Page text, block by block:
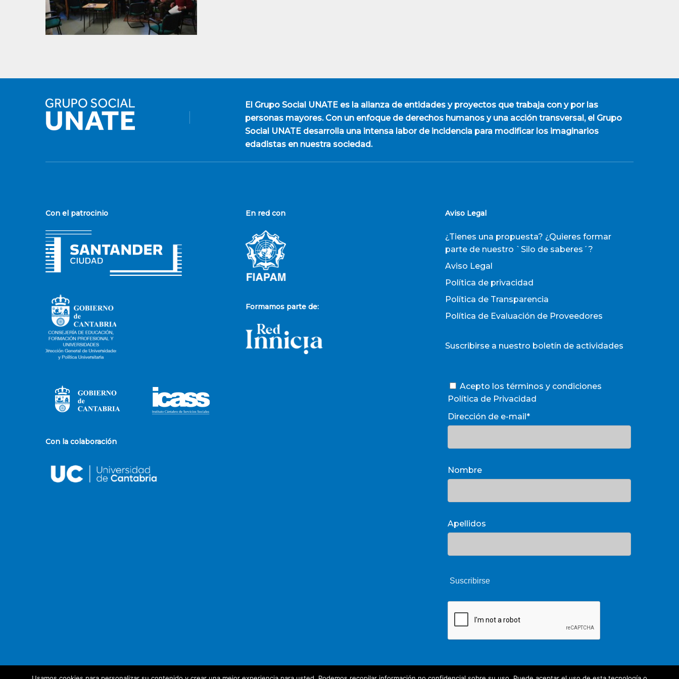
El Grupo Social UNATEes la alianza de entidades y proyectos que trabaja con y por las
personas mayores. Con un enfoque de derechos humanos y una acción transversal, el Grupo
Social UNATE desarrolla una intensa labor de incidencia para modificar los imaginarios
edadistas en nuestra sociedad.
Con el patrocinio
Con la colaboración
En red con
Formamos parte de:
Aviso Legal
¿Tienes una propuesta? ¿Quieres formar
parte de nuestro `Silo de saberes´?
Aviso Legal
Política de privacidad
Política de Transparencia
Política de Evaluación de Proveedores
Suscribirse a nuestro boletín de actividades
Acepto los términos y condiciones
Política de Privacidad
Dirección de e-mail*
Nombre
Apellidos